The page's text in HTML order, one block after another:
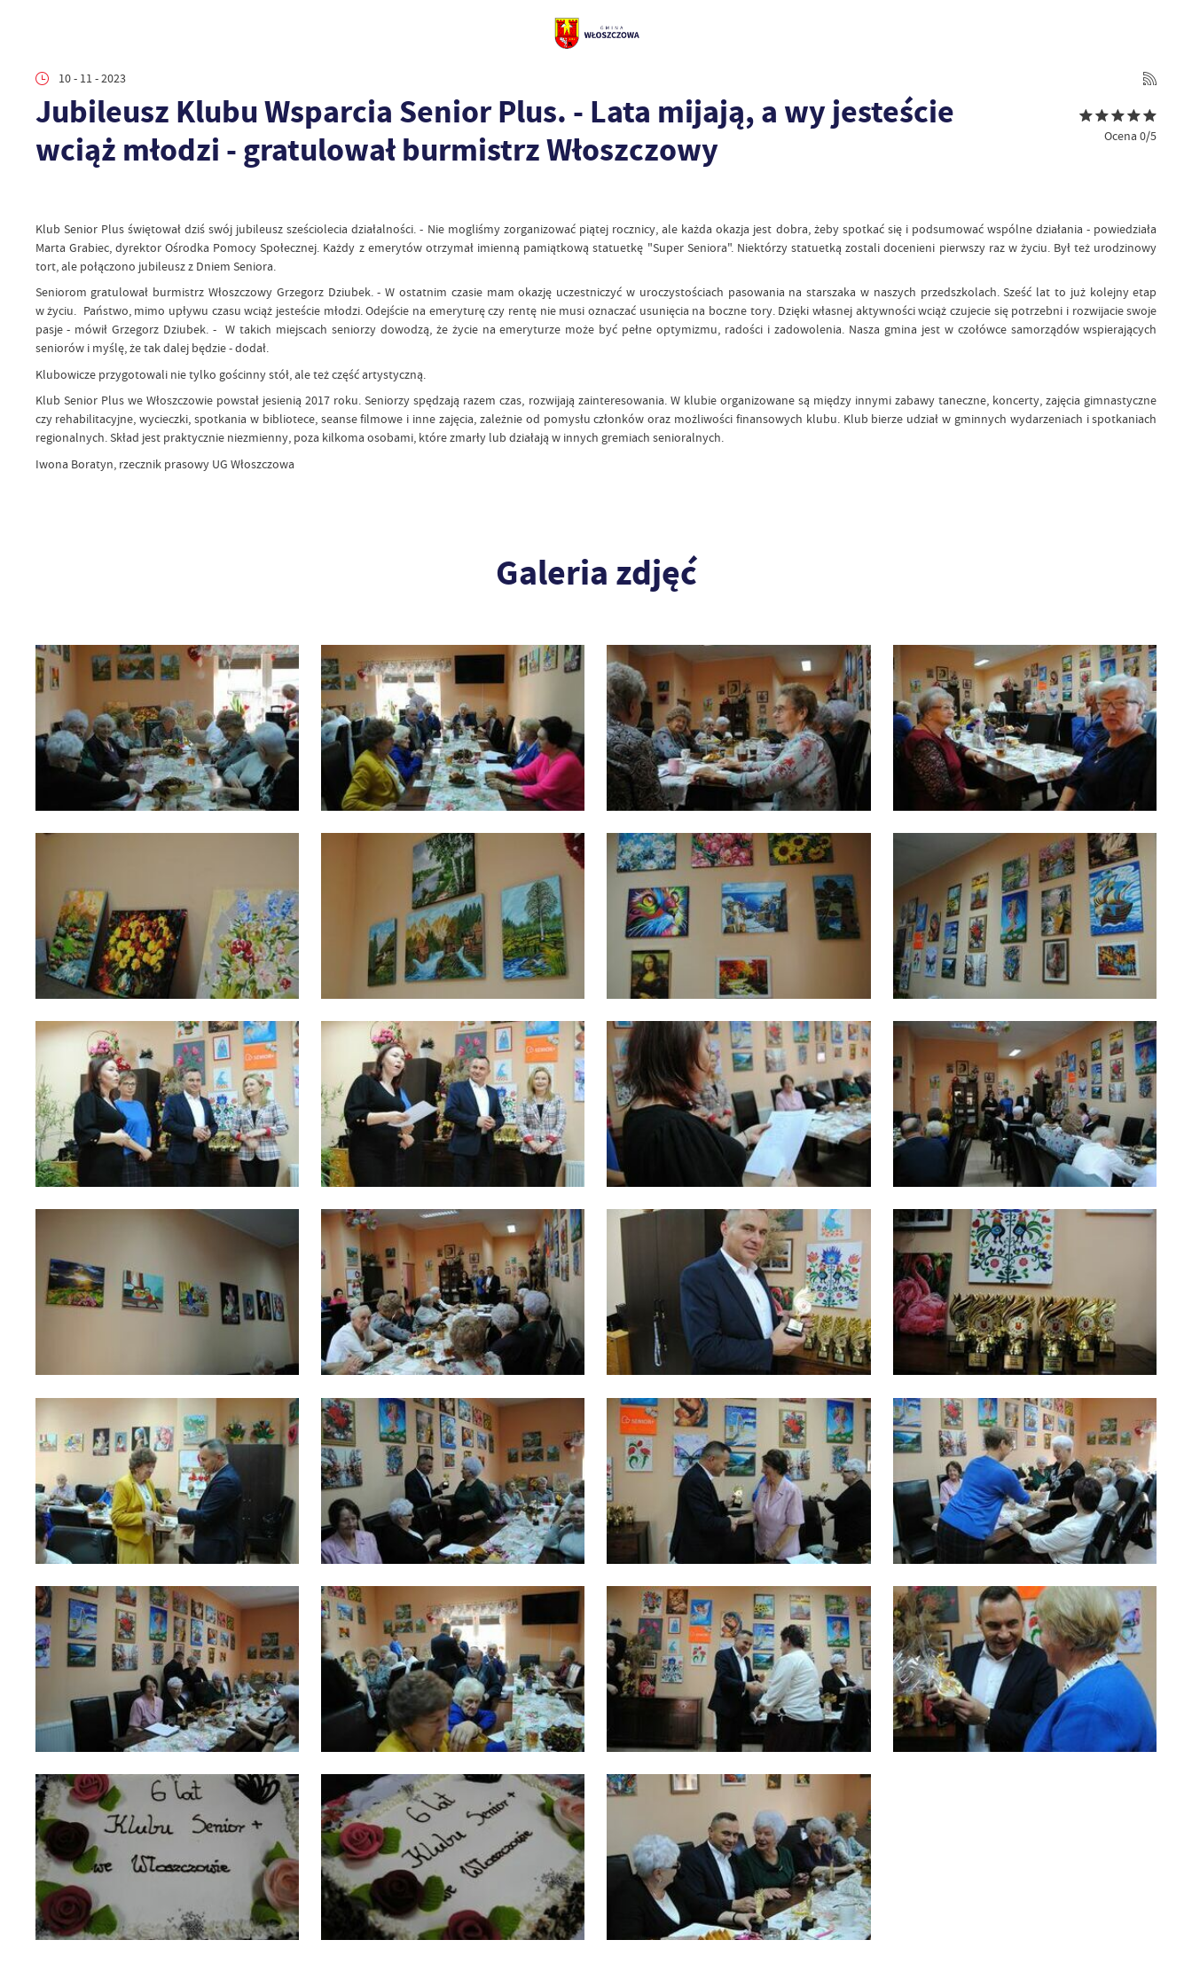
10 - 11 - 2023
Jubileusz Klubu Wsparcia Senior Plus. - Lata mijają, a wy jesteście
wciąż młodzi - gratulował burmistrz Włoszczowy
Ocena 0/5
Klub Senior Plus świętował dziś swój jubileusz sześciolecia działalności. - Nie mogliśmy zorganizować piątej rocznicy, ale każda okazja jest dobra, żeby spotkać się i podsumować wspólne działania - powiedziała
Marta Grabiec, dyrektor Ośrodka Pomocy Społecznej. Każdy z emerytów otrzymał imienną pamiątkową statuetkę "Super Seniora". Niektórzy statuetką zostali docenieni pierwszy raz w życiu. Był też urodzinowy
tort, ale połączono jubileusz z Dniem Seniora.
Seniorom gratulował burmistrz Włoszczowy Grzegorz Dziubek. - W ostatnim czasie mam okazję uczestniczyć w uroczystościach pasowania na starszaka w naszych przedszkolach. Sześć lat to już kolejny etap
w życiu. Państwo, mimo upływu czasu wciąż jesteście młodzi. Odejście na emeryturę czy rentę nie musi oznaczać usunięcia na boczne tory. Dzięki własnej aktywności wciąż czujecie się potrzebni i rozwijacie swoje
pasje - mówił Grzegorz Dziubek. - W takich miejscach seniorzy dowodzą, że życie na emeryturze może być pełne optymizmu, radości i zadowolenia. Nasza gmina jest w czołówce samorządów wspierających
seniorów i myślę, że tak dalej będzie - dodał.
Klubowicze przygotowali nie tylko gościnny stół, ale też część artystyczną.
Klub Senior Plus we Włoszczowie powstał jesienią 2017 roku. Seniorzy spędzają razem czas, rozwijają zainteresowania. W klubie organizowane są między innymi zabawy taneczne, koncerty, zajęcia gimnastyczne
czy rehabilitacyjne, wycieczki, spotkania w bibliotece, seanse filmowe i inne zajęcia, zależnie od pomysłu członków oraz możliwości finansowych klubu. Klub bierze udział w gminnych wydarzeniach i spotkaniach
regionalnych. Skład jest praktycznie niezmienny, poza kilkoma osobami, które zmarły lub działają w innych gremiach senioralnych.
Iwona Boratyn, rzecznik prasowy UG Włoszczowa
Galeria zdjęć